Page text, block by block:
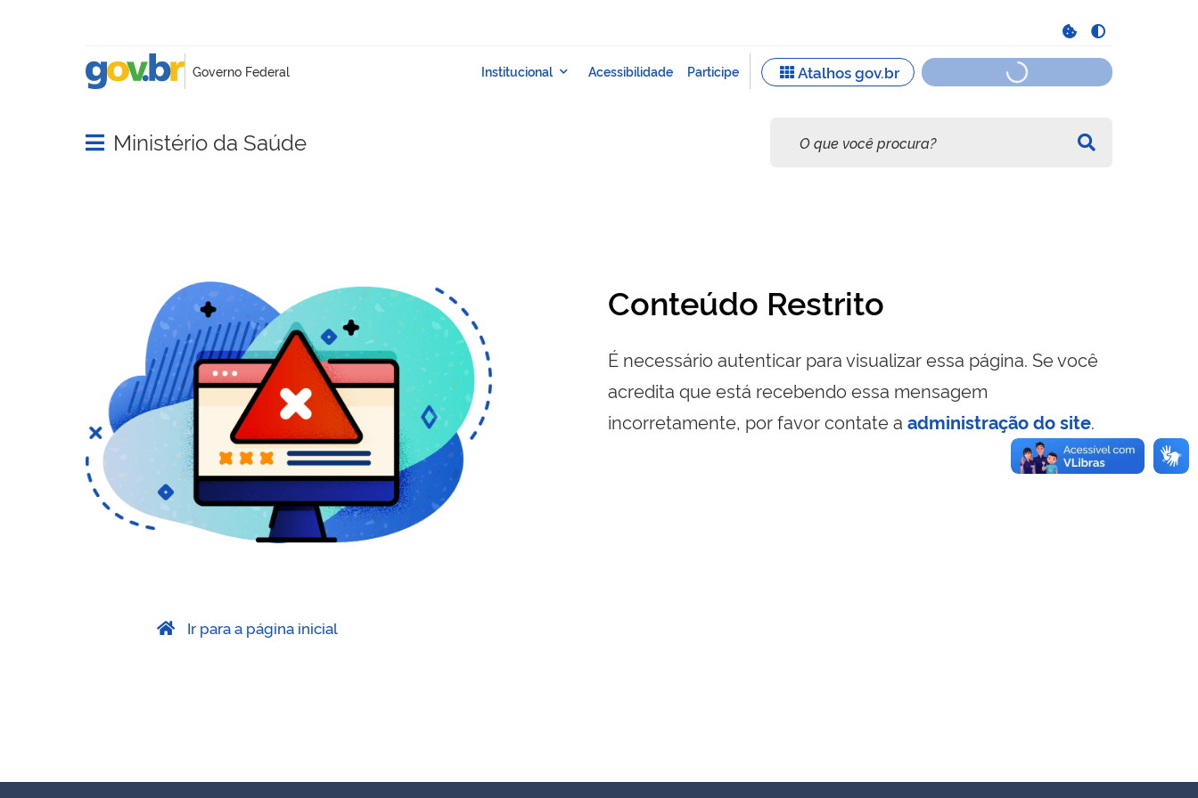
Abrir menu principal de navegação
Ministério da Saúde
Conteúdo Restrito
É necessário autenticar para visualizar essa página. Se você
acredita que está recebendo essa mensagem
incorretamente, por favor contate a administração do site.
Ir para a página inicial